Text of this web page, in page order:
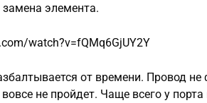
элемента.
watch?v=fQMq6GjUY2Y
от времени. Провод не
не пройдет. Чаще всего у